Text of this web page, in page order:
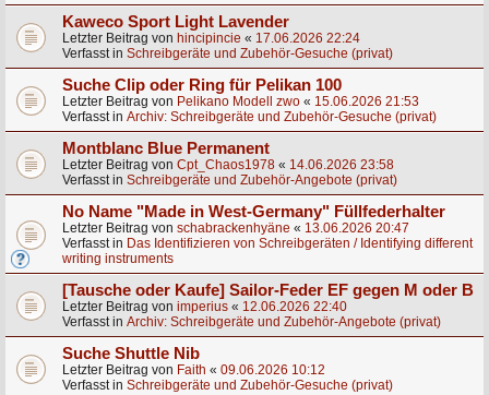
Kaweco Sport Light Lavender
Letzter Beitrag von hincipincie « 17.06.2026 22:24
Verfasst in Schreibgeräte und Zubehör-Gesuche (privat)
Suche Clip oder Ring für Pelikan 100
Letzter Beitrag von Pelikano Modell zwo « 15.06.2026 21:53
Verfasst in Archiv: Schreibgeräte und Zubehör-Gesuche (privat)
Montblanc Blue Permanent
Letzter Beitrag von Cpt_Chaos1978 « 14.06.2026 23:58
Verfasst in Schreibgeräte und Zubehör-Angebote (privat)
No Name "Made in West-Germany" Füllfederhalter
Letzter Beitrag von schabrackenhyäne « 13.06.2026 20:47
Verfasst in Das Identifizieren von Schreibgeräten / Identifying different
writing instruments
[Tausche oder Kaufe] Sailor-Feder EF gegen M oder B
Letzter Beitrag von imperius « 12.06.2026 22:40
Verfasst in Archiv: Schreibgeräte und Zubehör-Angebote (privat)
Suche Shuttle Nib
Letzter Beitrag von Faith « 09.06.2026 10:12
Verfasst in Schreibgeräte und Zubehör-Gesuche (privat)